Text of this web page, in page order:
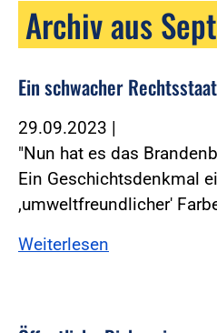
Archiv aus
Ein schwacher
29.09.2023 |
"Nun hat es das
Ein Geschichtsdenkmal
,umweltfreundlicher'
Weiterlesen